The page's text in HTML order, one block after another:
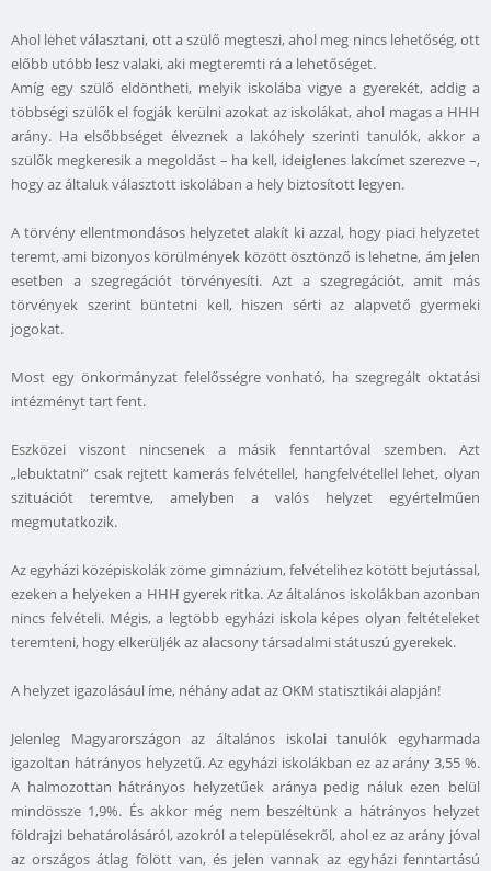
Ahol lehet választani, ott a szülő megteszi, ahol meg nincs lehetőség, ott
előbb utóbb lesz valaki, aki megteremti rá a lehetőséget.
Amíg egy szülő eldöntheti, melyik iskolába vigye a gyerekét, addig a
többségi szülők el fogják kerülni azokat az iskolákat, ahol magas a HHH
arány. Ha elsőbbséget élveznek a lakóhely szerinti tanulók, akkor a
szülők megkeresik a megoldást – ha kell, ideiglenes lakcímet szerezve –,
hogy az általuk választott iskolában a hely biztosított legyen.
A törvény ellentmondásos helyzetet alakít ki azzal, hogy piaci helyzetet
teremt, ami bizonyos körülmények között ösztönző is lehetne, ám jelen
esetben a szegregációt törvényesíti. Azt a szegregációt, amit más
törvények szerint büntetni kell, hiszen sérti az alapvető gyermeki
jogokat.
Most egy önkormányzat felelősségre vonható, ha szegregált oktatási
intézményt tart fent.
Eszközei viszont nincsenek a másik fenntartóval szemben. Azt
„lebuktatni” csak rejtett kamerás felvétellel, hangfelvétellel lehet, olyan
szituációt teremtve, amelyben a valós helyzet egyértelműen
megmutatkozik.
Az egyházi középiskolák zöme gimnázium, felvételihez kötött bejutással,
ezeken a helyeken a HHH gyerek ritka. Az általános iskolákban azonban
nincs felvételi. Mégis, a legtöbb egyházi iskola képes olyan feltételeket
teremteni, hogy elkerüljék az alacsony társadalmi státuszú gyerekek.
A helyzet igazolásául íme, néhány adat az OKM statisztikái alapján!
Jelenleg Magyarországon az általános iskolai tanulók egyharmada
igazoltan hátrányos helyzetű. Az egyházi iskolákban ez az arány 3,55 %.
A halmozottan hátrányos helyzetűek aránya pedig náluk ezen belül
mindössze 1,9%. És akkor még nem beszéltünk a hátrányos helyzet
földrajzi behatárolásáról, azokról a településekről, ahol ez az arány jóval
az országos átlag fölött van, és jelen vannak az egyházi fenntartású